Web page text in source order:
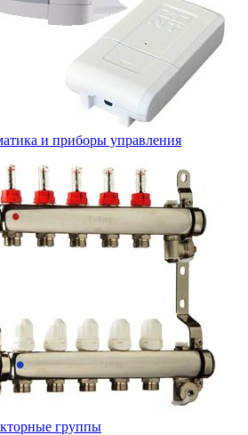
и приборы управления
группы